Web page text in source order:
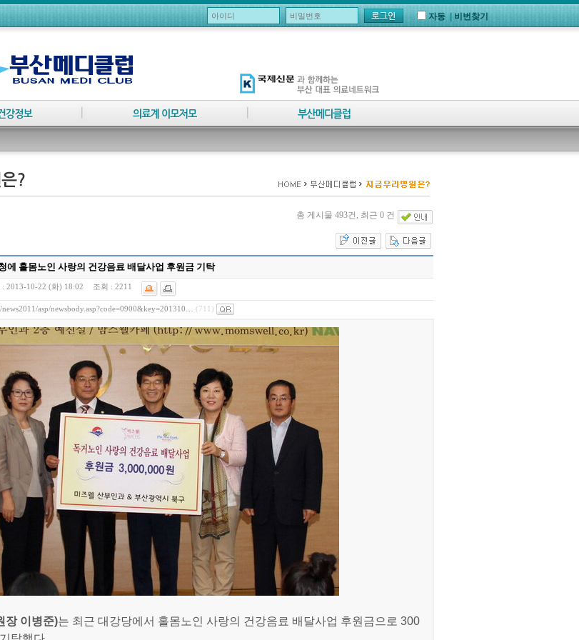
자동 비번찾기
총 게시물 493건, 최근 0 건
에 홀몸노인 사랑의 건강음료 배달사업 후원금 기탁
: 2013-10-22 (화) 18:02 조회 : 2211
asp/newsbody.asp?code=0900&key=201310… (711)
장 이병준)는 최근 대강당에서 홀몸노인 사랑의 건강음료 배달사업 후원금으로 300